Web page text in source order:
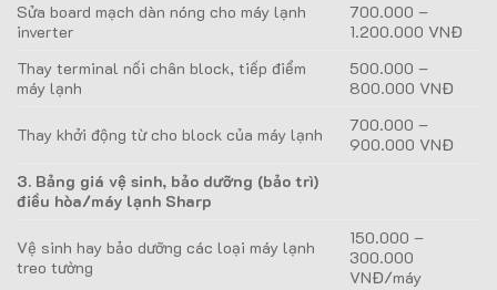
Sửa board mạch dàn nóng cho máy lạnh
inverter
700.000 –
1.200.000 VNĐ
Thay terminal nối chân block, tiếp điểm
máy lạnh
500.000 –
800.000 VNĐ
Thay khởi động từ cho block của máy lạnh
700.000 –
900.000 VNĐ
3. Bảng giá vệ sinh, bảo dưỡng (bảo trì)
điều hòa/máy lạnh Sharp
Vệ sinh hay bảo dưỡng các loại máy lạnh
treo tường
150.000 –
300.000
VNĐ/máy